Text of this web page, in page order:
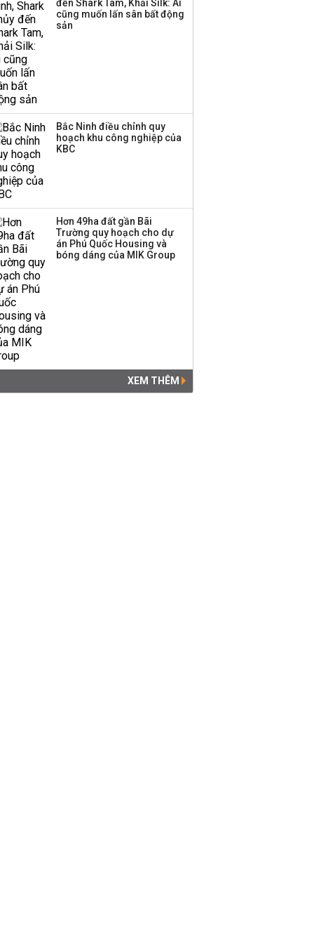
Thành viên HĐQT
đến Shark Tam, Khải Silk: Ai
cũng muốn lấn sân bất động
sản
Bắc Ninh điều chỉnh quy
hoạch khu công nghiệp của
KBC
Hơn 49ha đất gần Bãi
Trường quy hoạch cho dự
án Phú Quốc Housing và
bóng dáng của MIK Group
XEM THÊM